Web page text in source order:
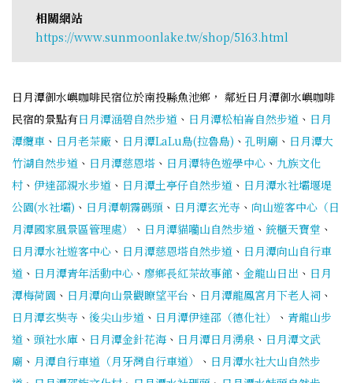
相關網站
https://www.sunmoonlake.tw/shop/5163.html
日月潭御水嶼咖啡民宿位於南投縣魚池鄉， 鄰近日月潭御水嶼咖啡
民宿的景點有日月潭涵碧自然步道 、 日月潭松柏崙自然步道 、 日月
潭纜車 、 日月老茶廠 、 日月潭LaLu島(拉魯島) 、 孔明廟 、 日月潭大
竹湖自然步道 、 日月潭慈恩塔 、 日月潭特色遊學中心 、 九族文化
村 、 伊達邵親水步道 、 日月潭土亭仔自然步道 、 日月潭水社壩堰堤
公園(水社壩) 、 日月潭朝霧碼頭 、 日月潭玄光寺 、 向山遊客中心（日
月潭國家風景區管理處）
、 日月潭貓囒山自然步道 、 銃櫃天寶堂 、
日月潭水社遊客中心 、 日月潭慈恩塔自然步道 、 日月潭向山自行車
道 、 日月潭青年活動中心 、 廖鄉長紅茶故事館 、 金龍山日出 、 日月
潭梅荷園 、 日月潭向山景觀瞭望平台 、 日月潭龍鳳宮月下老人祠 、
日月潭玄奘寺 、 後尖山步道 、 日月潭伊達邵（德化社） 、 青龍山步
道 、 頭社水庫 、 日月潭金針花海 、 日月潭日月湧泉 、 日月潭文武
廟 、 月潭自行車道（月牙灣自行車道） 、 日月潭水社大山自然步